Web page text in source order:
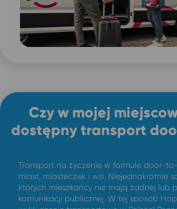
Czy w mojej
dostępny transport
Transport na życzenie w formule door-
miast, miasteczek i wsi. Niejednokrotnie
których mieszkańcy nie mają żadnej lub
komunikacji publicznej. W tej sposób